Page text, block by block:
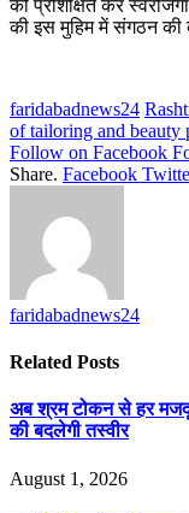
को प्रशिक्षित कर
की इस मुहिम में संगठन की
faridabadnews24
of tailoring and beauty
Follow on Facebook
Share. Facebook
faridabadnews24
Related Posts
अब श्रम टोकन से हर
की बदलेगी तस्वीर
August 1, 2026